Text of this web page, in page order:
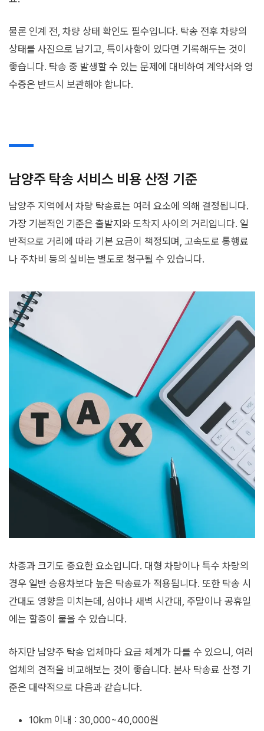
물론 인계 전, 차량 상태 확인도 필수입니다. 탁송 전후 차량의
상태를 사진으로 남기고, 특이사항이 있다면 기록해두는 것이
좋습니다. 탁송 중 발생할 수 있는 문제에 대비하여 계약서와 영
수증은 반드시 보관해야 합니다.
남양주 탁송 서비스 비용 산정 기준
남양주 지역에서 차량 탁송료는 여러 요소에 의해 결정됩니다.
가장 기본적인 기준은 출발지와 도착지 사이의 거리입니다. 일
반적으로 거리에 따라 기본 요금이 책정되며, 고속도로 통행료
나 주차비 등의 실비는 별도로 청구될 수 있습니다.
차종과 크기도 중요한 요소입니다. 대형 차량이나 특수 차량의
경우 일반 승용차보다 높은 탁송료가 적용됩니다. 또한 탁송 시
간대도 영향을 미치는데, 심야나 새벽 시간대, 주말이나 공휴일
에는 할증이 붙을 수 있습니다.
하지만 남양주 탁송 업체마다 요금 체계가 다를 수 있으니, 여러
업체의 견적을 비교해보는 것이 좋습니다. 본사 탁송료 산정 기
준은 대략적으로 다음과 같습니다.
10km 이내 : 30,000~40,000원